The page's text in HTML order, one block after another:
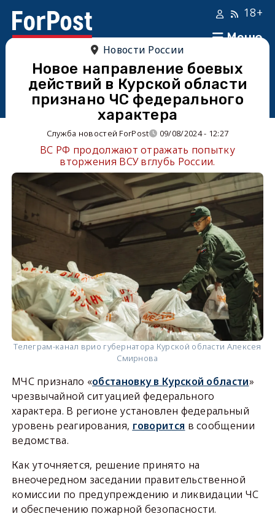
Меню
18+
Новости России
Новое направление боевых
действий в Курской области
признано ЧС федерального
характера
Служба новостей ForPost 09/08/2024 - 12:27
ВС РФ продолжают отражать попытку
вторжения ВСУ вглубь России.
Телеграм-канал врио губернатора Курской области Алексея
Смирнова
МЧС признало «обстановку в Курской области»
чрезвычайной ситуацией федерального
характера. В регионе установлен федеральный
уровень реагирования, говорится в сообщении
ведомства.
Как уточняется, решение принято на
внеочередном заседании правительственной
комиссии по предупреждению и ликвидации ЧС
и обеспечению пожарной безопасности.